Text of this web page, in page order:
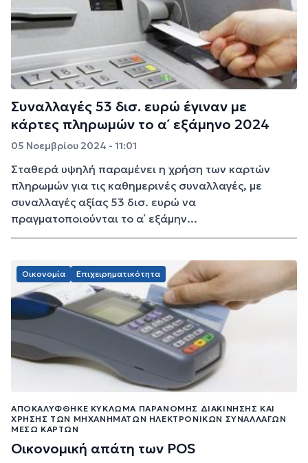
Συναλλαγές 53 δισ. ευρώ έγιναν με
κάρτες πληρωμών το α΄ εξάμηνο 2024
05 Νοεμβρίου 2024 - 11:01
Σταθερά υψηλή παραμένει η χρήση των καρτών
πληρωμών για τις καθημερινές συναλλαγές, με
συναλλαγές αξίας 53 δισ. ευρώ να
πραγματοποιούνται το α΄ εξάμην...
Οικονομία Επιχειρηματικότητα
ΑΠΟΚΑΛΎΦΘΗΚΕ ΚΎΚΛΩΜΑ ΠΑΡΆΝΟΜΗΣ ΔΙΑΚΊΝΗΣΗΣ ΚΑΙ
ΧΡΉΣΗΣ ΤΩΝ ΜΗΧΑΝΗΜΆΤΩΝ ΗΛΕΚΤΡΟΝΙΚΏΝ ΣΥΝΑΛΛΑΓΏΝ
ΜΈΣΩ ΚΑΡΤΏΝ
Οικονομική απάτη των POS